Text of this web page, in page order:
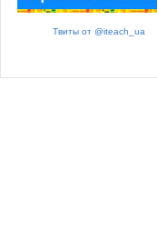
Твиты от @iteach_ua